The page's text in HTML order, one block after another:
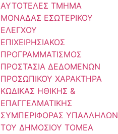
ΑΥΤΟΤΕΛΕΣ ΤΜΗΜΑ
ΜΟΝΑΔΑΣ ΕΣΩΤΕΡΙΚΟΥ
ΕΛΕΓΧΟΥ
ΕΠΙΧΕΙΡΗΣΙΑΚΟΣ
ΠΡΟΓΡΑΜΜΑΤΙΣΜΟΣ
ΠΡΟΣΤΑΣΙΑ ΔΕΔΟΜΕΝΩΝ
ΠΡΟΣΩΠΙΚΟΥ ΧΑΡΑΚΤΗΡΑ
ΚΩΔΙΚΑΣ ΗΘΙΚΗΣ &
ΕΠΑΓΓΕΛΜΑΤΙΚΗΣ
ΣΥΜΠΕΡΙΦΟΡΑΣ ΥΠΑΛΛΗΛΩΝ
ΤΟΥ ΔΗΜΟΣΙΟΥ ΤΟΜΕΑ